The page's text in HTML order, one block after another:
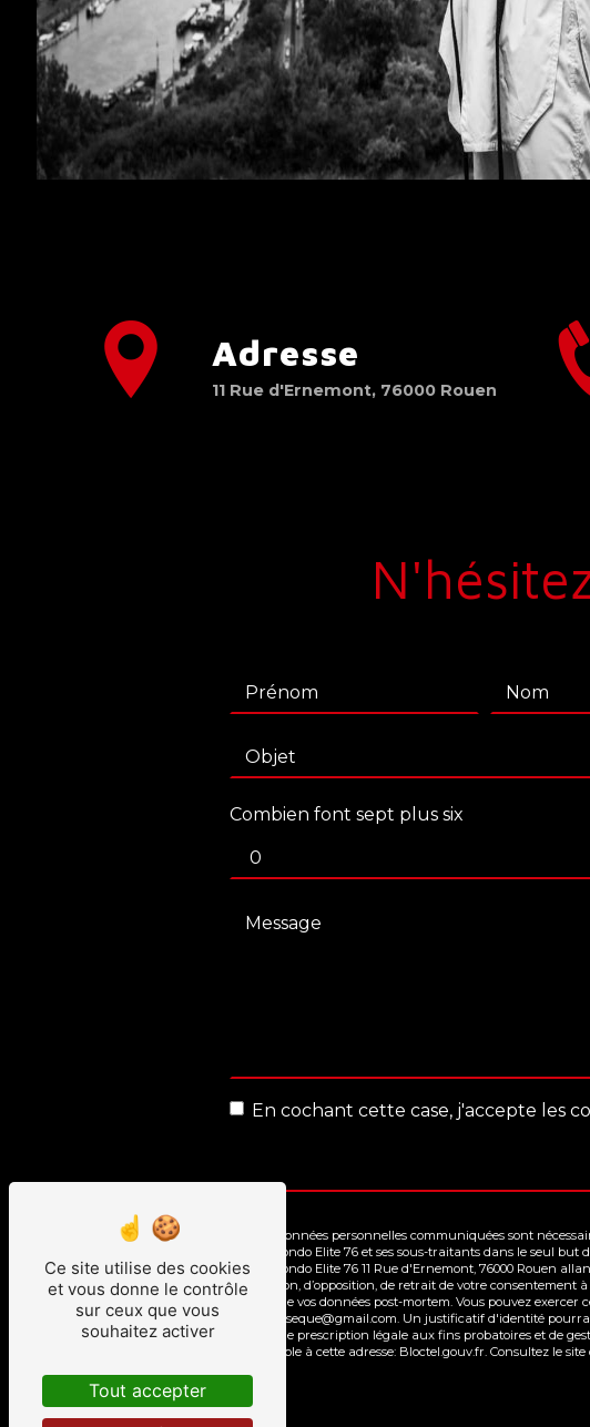
Adresse
11 Rue d'Ernemont, 76000 Rouen
Combien font sept plus six
En cochant cette case, j'accepte les
** Les données personnelles communiquées sont
Taekwondo Elite 76 et ses sous-traitants dans le seul
Taekwondo Elite 76 11 Rue d'Ernemont, 76000 Rouen
limitation, d’opposition, de retrait de votre consentement
le sort de vos données post-mortem. Vous pouvez
allan.inseque@gmail.com. Un justificatif d'identité
durée de prescription légale aux fins probatoires et de
disponible à cette adresse: Bloctel.gouv.fr . Consultez le
Ce site utilise des cookies
et vous donne le contrôle
sur ceux que vous
souhaitez activer
Tout accepter